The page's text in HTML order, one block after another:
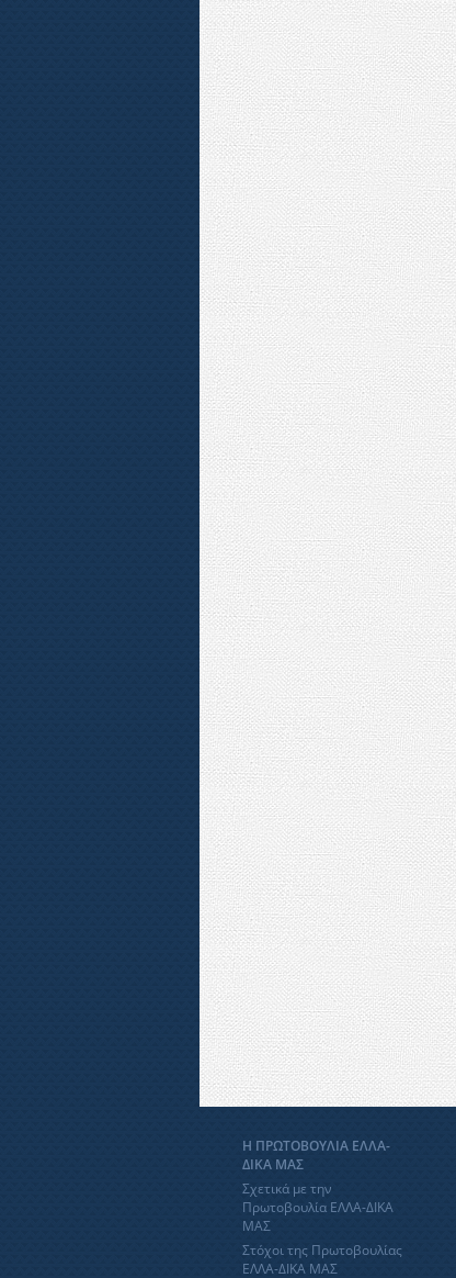
Η ΠΡΩΤΟΒΟΥΛΙΑ ΕΛΛΑ-
ΔΙΚΑ ΜΑΣ
Σχετικά με την
Πρωτοβουλία ΕΛΛΑ-ΔΙΚΑ
ΜΑΣ
Στόχοι της Πρωτοβουλίας
ΕΛΛΑ-ΔΙΚΑ ΜΑΣ